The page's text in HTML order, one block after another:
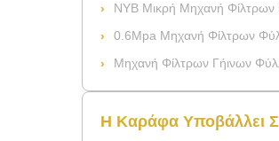
NYB Μικρή Μηχανή Φίλτρων
0.6Mpa Μηχανή Φίλτρων Φύλλων
Μηχανή Φίλτρων Γήινων Φύλλων
Η Καράφα Υποβάλλει